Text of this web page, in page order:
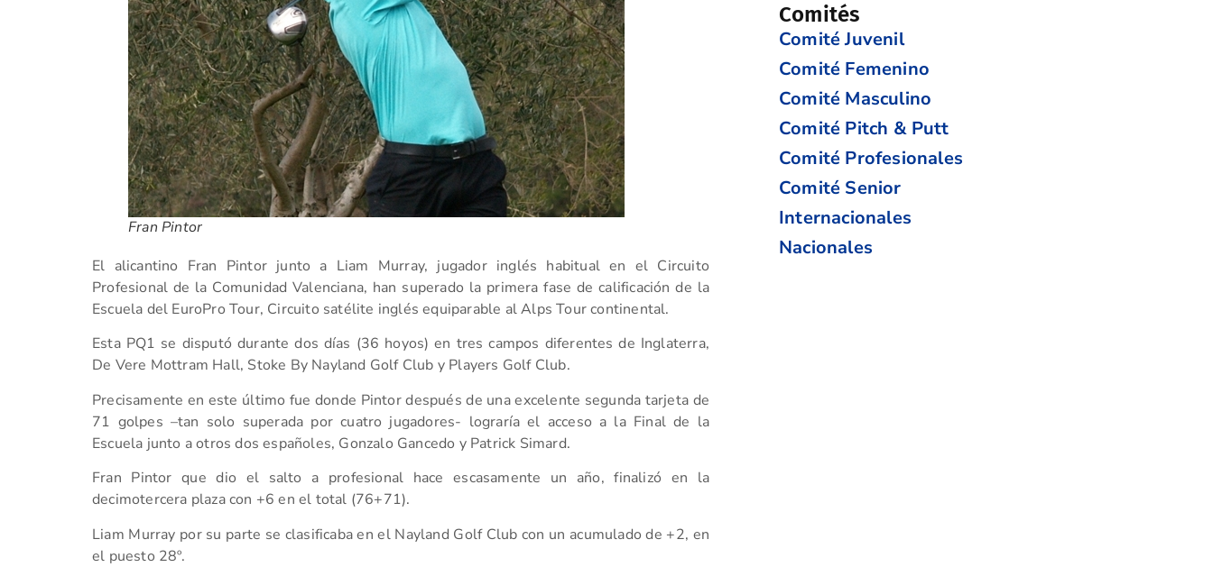
Fran Pintor
El alicantino Fran Pintor junto a Liam Murray, jugador inglés habitual en el Circuito
Profesional de la Comunidad Valenciana, han superado la primera fase de calificación de la
Escuela del EuroPro Tour, Circuito satélite inglés equiparable al Alps Tour continental.
Esta PQ1 se disputó durante dos días (36 hoyos) en tres campos diferentes de Inglaterra,
De Vere Mottram Hall, Stoke By Nayland Golf Club y Players Golf Club.
Precisamente en este último fue donde Pintor después de una excelente segunda tarjeta de
71 golpes –tan solo superada por cuatro jugadores- lograría el acceso a la Final de la
Escuela junto a otros dos españoles, Gonzalo Gancedo y Patrick Simard.
Fran Pintor que dio el salto a profesional hace escasamente un año, finalizó en la
decimotercera plaza con +6 en el total (76+71).
Liam Murray por su parte se clasificaba en el Nayland Golf Club con un acumulado de +2, en
el puesto 28º.
Comités
Comité Juvenil
Comité Femenino
Comité Masculino
Comité Pitch & Putt
Comité Profesionales
Comité Senior
Internacionales
Nacionales